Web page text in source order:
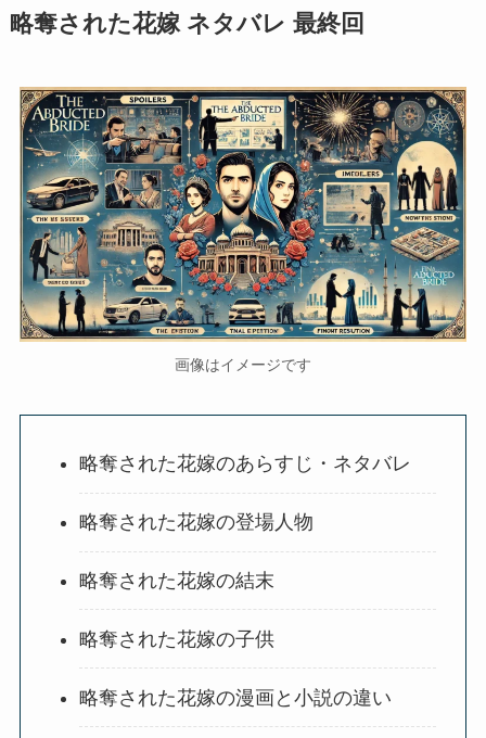
略奪された花嫁 ネタバレ 最終回
画像はイメージです
略奪された花嫁のあらすじ・ネタバレ
略奪された花嫁の登場人物
略奪された花嫁の結末
略奪された花嫁の子供
略奪された花嫁の漫画と小説の違い